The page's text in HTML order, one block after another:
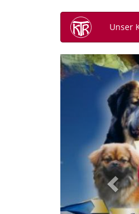
Unser